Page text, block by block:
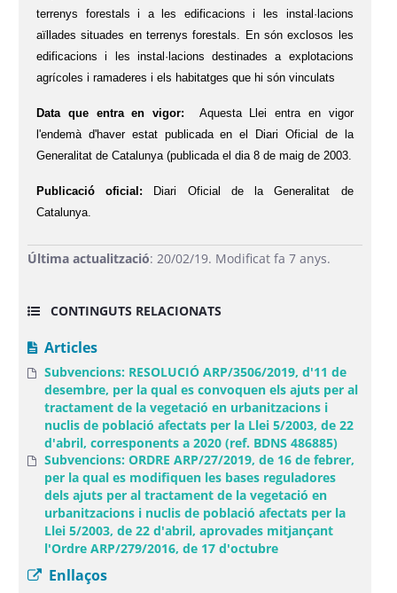
terrenys forestals i a les edificacions i les instal·lacions
aïllades situades en terrenys forestals. En són exclosos les
edificacions i les instal·lacions destinades a explotacions
agrícoles i ramaderes i els habitatges que hi són vinculats
Data que entra en vigor:
Aquesta Llei entra en vigor
l'endemà d'haver estat publicada en el Diari Oficial de la
Generalitat de Catalunya (publicada el dia 8 de maig de 2003.
Publicació oficial:
Diari Oficial de la Generalitat de
Catalunya.
Última actualització: 20/02/19. Modificat fa 7 anys.
CONTINGUTS RELACIONATS
Articles
Subvencions: RESOLUCIÓ ARP/3506/2019, d'11 de
desembre, per la qual es convoquen els ajuts per al
tractament de la vegetació en urbanitzacions i
nuclis de població afectats per la Llei 5/2003, de 22
d'abril, corresponents a 2020 (ref. BDNS 486885)
Subvencions: ORDRE ARP/27/2019, de 16 de febrer,
per la qual es modifiquen les bases reguladores
dels ajuts per al tractament de la vegetació en
urbanitzacions i nuclis de població afectats per la
Llei 5/2003, de 22 d'abril, aprovades mitjançant
l'Ordre ARP/279/2016, de 17 d'octubre
Enllaços